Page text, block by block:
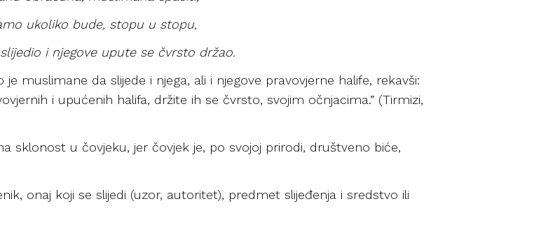
ukoliko bude, stopu u stopu,
i njegove upute se čvrsto držao.
muslimane da slijede i njega, ali i njegove pravovjerne halife, rekavši:
i upućenih halifa, držite ih se čvrsto, svojim očnjacima.” (Tirmizi,
sklonost u čovjeku, jer čovjek je, po svojoj prirodi, društveno biće,
onaj koji se slijedi (uzor, autoritet), predmet slijeđenja i sredstvo ili